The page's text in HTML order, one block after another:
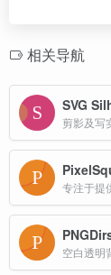
相关导航
SVG
剪影及写